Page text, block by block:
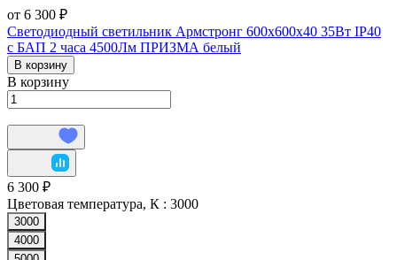
от 6 300 ₽
Светодиодный светильник Армстронг 600х600х40 35Вт IP40
с БАП 2 часа 4500Лм ПРИЗМА белый
В корзину
В корзину
6 300 ₽
Цветовая температура, К : 3000
3000
4000